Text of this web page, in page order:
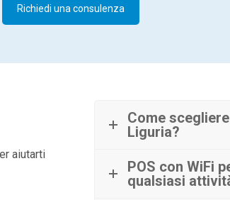
Richiedi una consulenza
aiutarti
Come
Liguria?
POS con WiFi
qualsiasi